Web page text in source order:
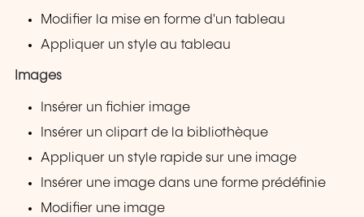
Modifier la mise en forme d'un tableau
Appliquer un style au tableau
Images
Insérer un fichier image
Insérer un clipart de la bibliothèque
Appliquer un style rapide sur une image
Insérer une image dans une forme prédéfinie
Modifier une image